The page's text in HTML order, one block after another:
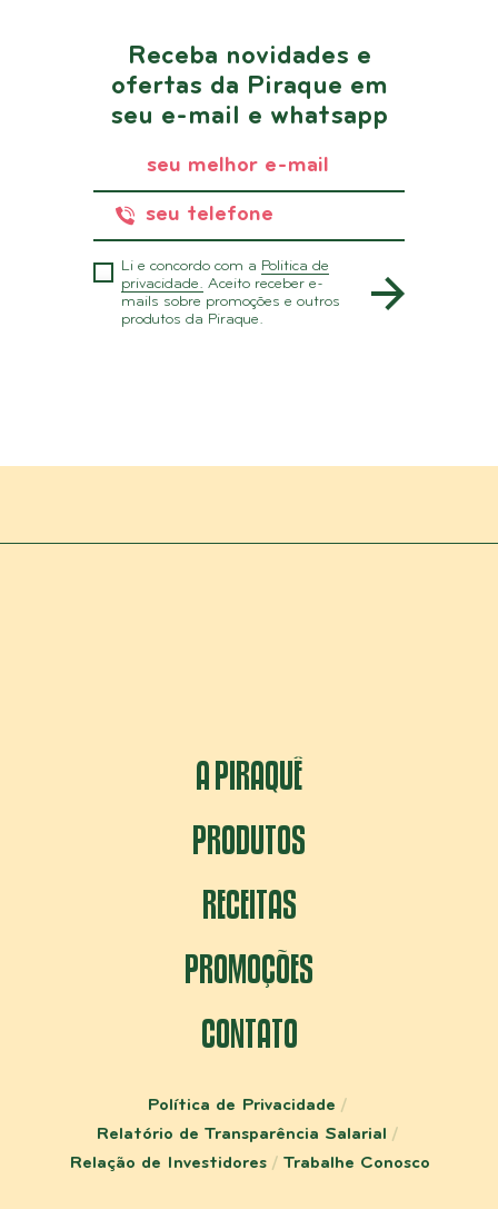
Receba novidades e
ofertas da Piraque em
seu e-mail e whatsapp
Li e concordo com a Politica de
privacidade. Aceito receber e-
mails sobre promoções e outros
produtos da Piraque.
A PIRAQUÊ
PRODUTOS
RECEITAS
PROMOÇÕES
CONTATO
Política de Privacidade
Relatório de Transparência Salarial
Relação de Investidores
Trabalhe Conosco